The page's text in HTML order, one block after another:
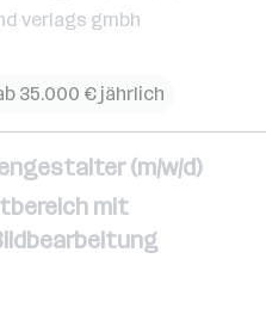
verlags gmbh
35.000 € jährlich
(m/w/d)
mit